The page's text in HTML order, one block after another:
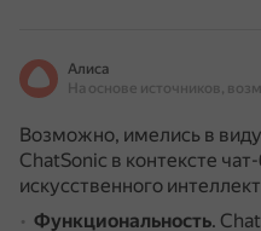
Алиса
Возможно, имелись в
ChatSonic в контексте
искусственного
Функциональность.